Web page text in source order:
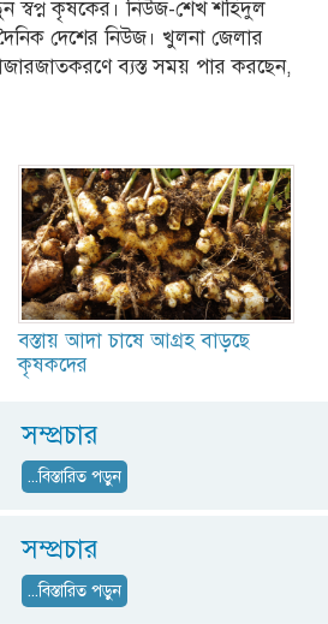
স্বপ্ন কৃষকের। নিউজ-শেখ শহিদুল
দেশের নিউজ। খুলনা জেলার
ব্যস্ত সময় পার করছেন,
বস্তায় আদা চাষে আগ্রহ বাড়ছে
কৃষকদের
সম্প্রচার
...বিস্তারিত পড়ুন
সম্প্রচার
...বিস্তারিত পড়ুন